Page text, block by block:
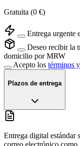
Gratuita (0 €)
Entrega urgente
Deseo recibir la
domicilio por MRW
Acepto los términos
Plazos de entrega
Entrega digital estándar